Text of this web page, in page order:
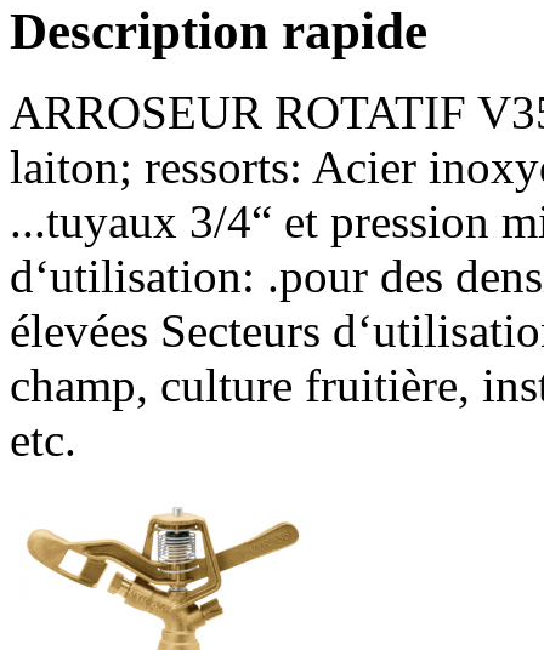
Description rapide
ARROSEUR ROTATIF
laiton; ressorts: Acier
...tuyaux 3/4“ et pression
d‘utilisation: .pour des
élevées Secteurs
champ, culture fruitière,
etc.